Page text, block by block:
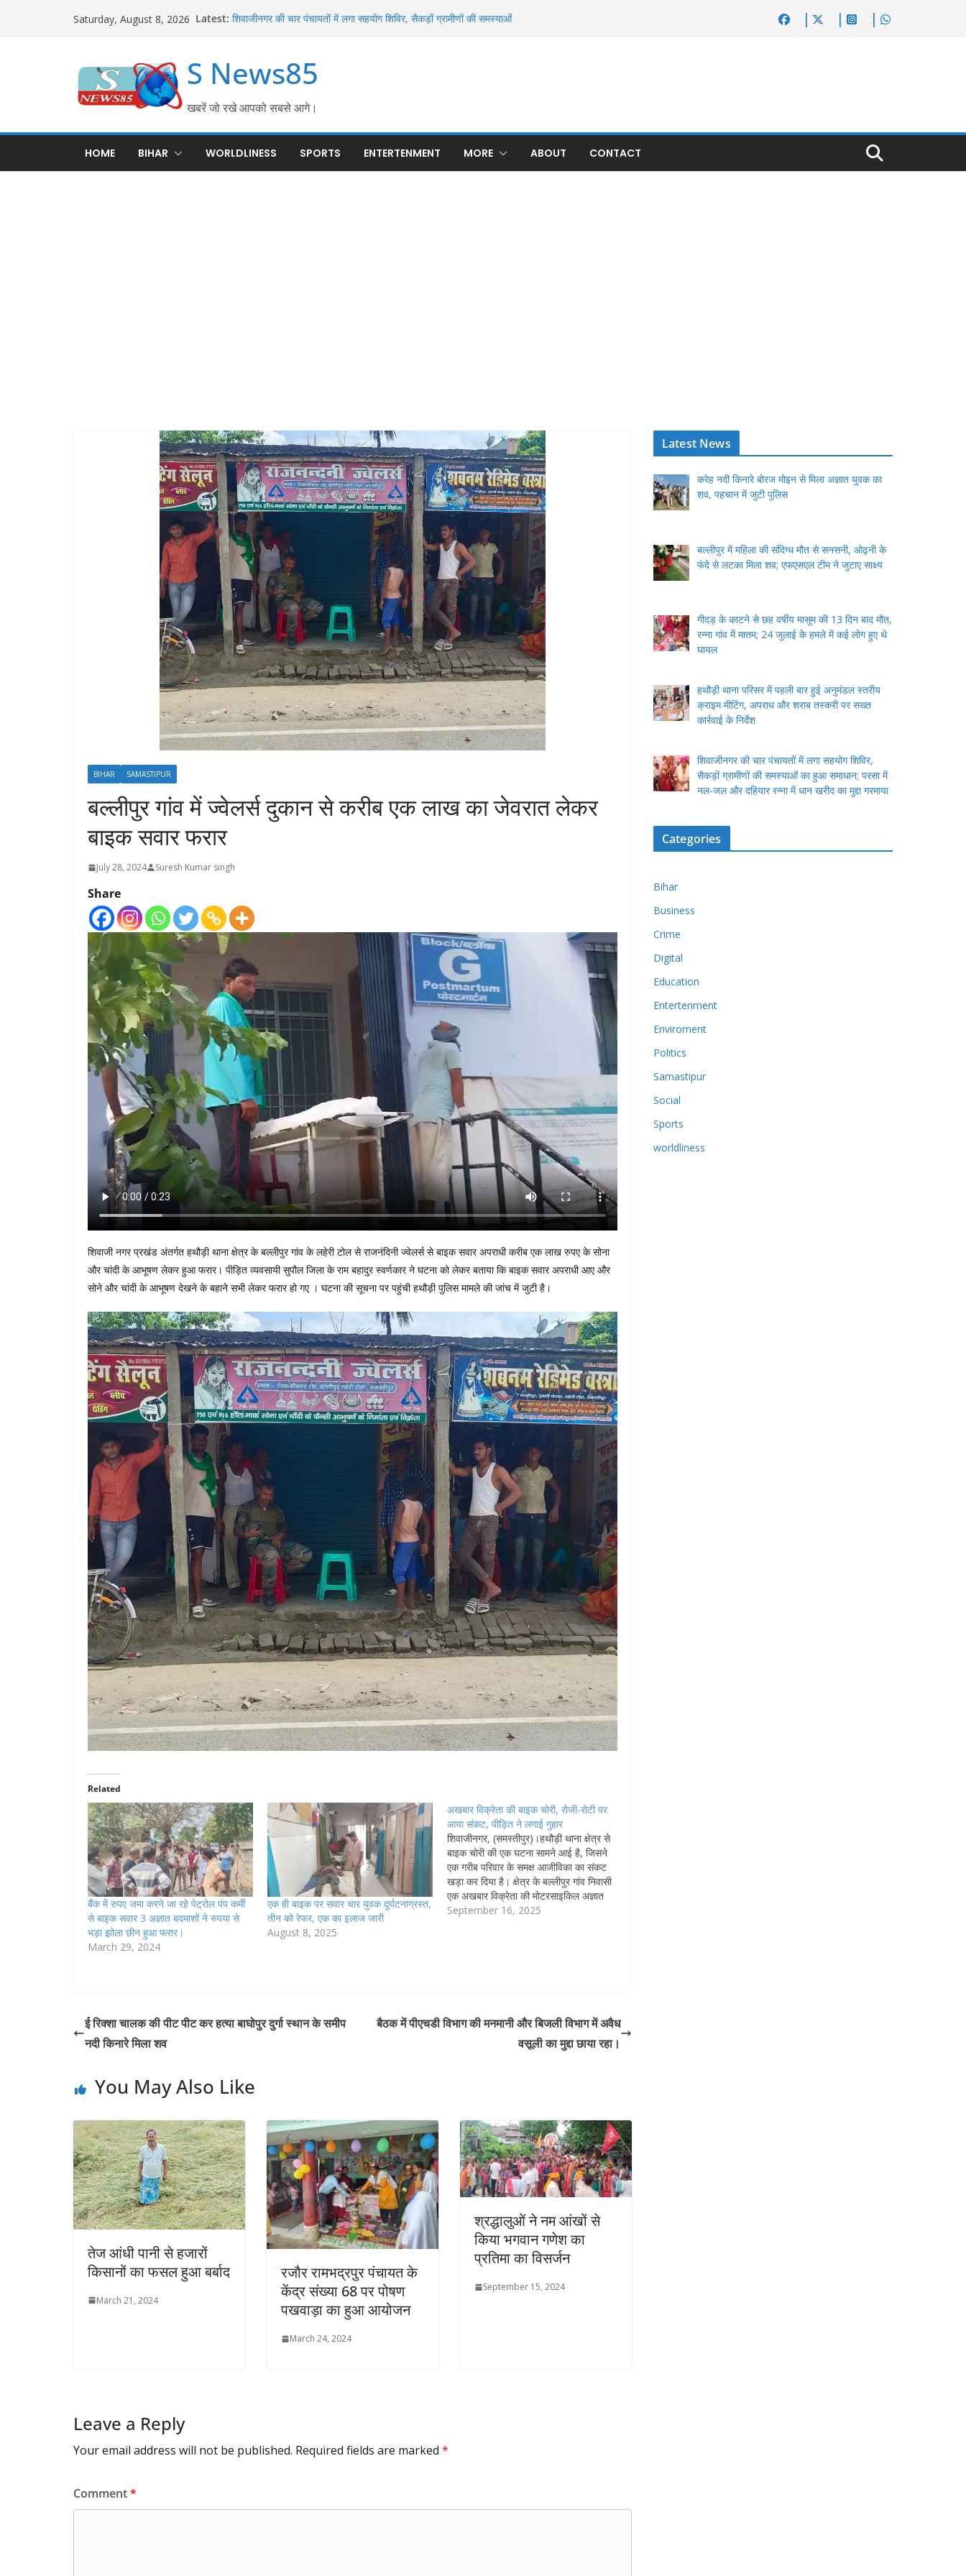
Saturday, August 8, 2026 Latest:
हथौड़ी थाना परिसर में पहली बार हुई अनुमंडल स्तरीय क्राइम मीटिंग, अपराध और
शराब तस्करी पर सख्त कार्रवाई के निर्देश
करेह नदी किनारे बोरज मोइन से मिला अज्ञात युवक का शव, पहचान में जुटी पुलिस
बल्लीपुर में महिला की संदिग्ध मौत से सनसनी, ओढ़नी के फंदे से लटका मिला शव;
गीदड़ के काटने से छह वर्षीय मासूम की 13 दिन बाद मौत, रन्ना गांव में मातम; 24
S News85
खबरें जो रखे आपको सबसे आगे।
HOME BIHAR WORLDLINESS SPORTS ENTERTENMENT MORE ABOUT CONTACT
BIHAR SAMASTIPUR
बल्लीपुर गांव में ज्वेलर्स दुकान से करीब एक लाख का जेवरात लेकर
बाइक सवार फरार
July 28, 2024 Suresh Kumar singh
Share
शिवाजी नगर प्रखंड अंतर्गत हथौड़ी थाना क्षेत्र के बल्लीपुर गांव के लहेरी टोल से राजनंदिनी ज्वेलर्स से बाइक सवार अपराधी करीब एक लाख रुपए के सोना
और चांदी के आभूषण लेकर हुआ फरार। पीड़ित व्यवसायी सुपौल जिला के राम बहादुर स्वर्णकार ने घटना को लेकर बताया कि बाइक सवार अपराधी आए और
सोने और चांदी के आभूषण देखने के बहाने सभी लेकर फरार हो गए । घटना की सूचना पर पहुंची हथौड़ी पुलिस मामले की जांच में जुटी है।
Related
बैंक में रुपए जमा करने जा रहे पेट्रोल पंप कर्मी
से बाइक सवार 3 अज्ञात बदमाशों ने रुपया से
भड़ा झोला छीन हुआ फरार।
March 29, 2024
एक ही बाइक पर सवार चार युवक दुर्घटनाग्रस्त,
तीन को रेफर, एक का इलाज जारी
August 8, 2025
अखबार विक्रेता की बाइक चोरी, रोजी-रोटी पर
आया संकट, पीड़ित ने लगाई गुहार
शिवाजीनगर, (समस्तीपुर)।हथौड़ी थाना क्षेत्र से
बाइक चोरी की एक घटना सामने आई है, जिसने
एक गरीब परिवार के समक्ष आजीविका का संकट
खड़ा कर दिया है। क्षेत्र के बल्लीपुर गांव निवासी
एक अखबार विक्रेता की मोटरसाइकिल अज्ञात
चोरों ने चुरा ली। पीड़ित ने इस संबंध में हथौड़ी
September 16, 2025
ई रिक्शा चालक की पीट पीट कर हत्या बाघोपुर दुर्गा स्थान के समीप
नदी किनारे मिला शव
बैठक में पीएचडी विभाग की मनमानी और बिजली विभाग में अवैध
वसूली का मुद्दा छाया रहा।
You May Also Like
तेज आंधी पानी से हजारों
किसानों का फसल हुआ बर्बाद
March 21, 2024
रजौर रामभद्रपुर पंचायत के
केंद्र संख्या 68 पर पोषण
पखवाड़ा का हुआ आयोजन
March 24, 2024
श्रद्धालुओं ने नम आंखों से
किया भगवान गणेश का
प्रतिमा का विसर्जन
September 15, 2024
Leave a Reply
Your email address will not be published. Required fields are marked *
Comment*
Latest News
करेह नदी किनारे बोरज मोइन से मिला अज्ञात युवक का
शव, पहचान में जुटी पुलिस
बल्लीपुर में महिला की संदिग्ध मौत से सनसनी, ओढ़नी के
फंदे से लटका मिला शव; एफएसएल टीम ने जुटाए साक्ष्य
गीदड़ के काटने से छह वर्षीय मासूम की 13 दिन बाद मौत,
रन्ना गांव में मातम; 24 जुलाई के हमले में कई लोग हुए थे
घायल
हथौड़ी थाना परिसर में पहली बार हुई अनुमंडल स्तरीय
क्राइम मीटिंग, अपराध और शराब तस्करी पर सख्त
कार्रवाई के निर्देश
शिवाजीनगर की चार पंचायतों में लगा सहयोग शिविर,
सैकड़ों ग्रामीणों की समस्याओं का हुआ समाधान; परसा में
नल-जल और दहियार रन्ना में धान खरीद का मुद्दा गरमाया
Categories
Bihar
Business
Crime
Digital
Education
Entertenment
Enviroment
Politics
Samastipur
Social
Sports
worldliness